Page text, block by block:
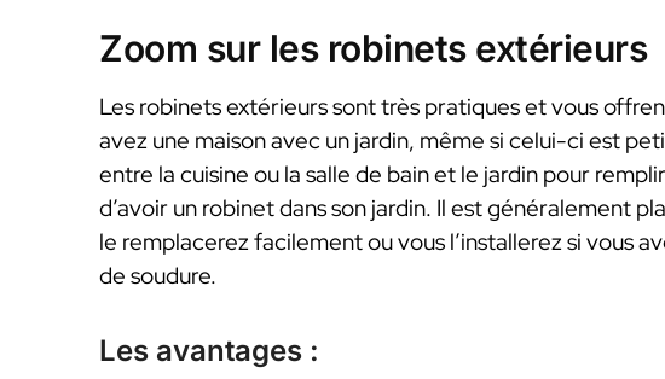
Zoom sur les robinets extérieurs
Les robinets extérieurs sont très pratiques et vous
avez une maison avec un jardin, même si celui-ci est
entre la cuisine ou la salle de bain et le jardin pour
d’avoir un robinet dans son jardin. Il est généralement
le remplacerez facilement ou vous l’installerez si vous
de soudure.
Les avantages :